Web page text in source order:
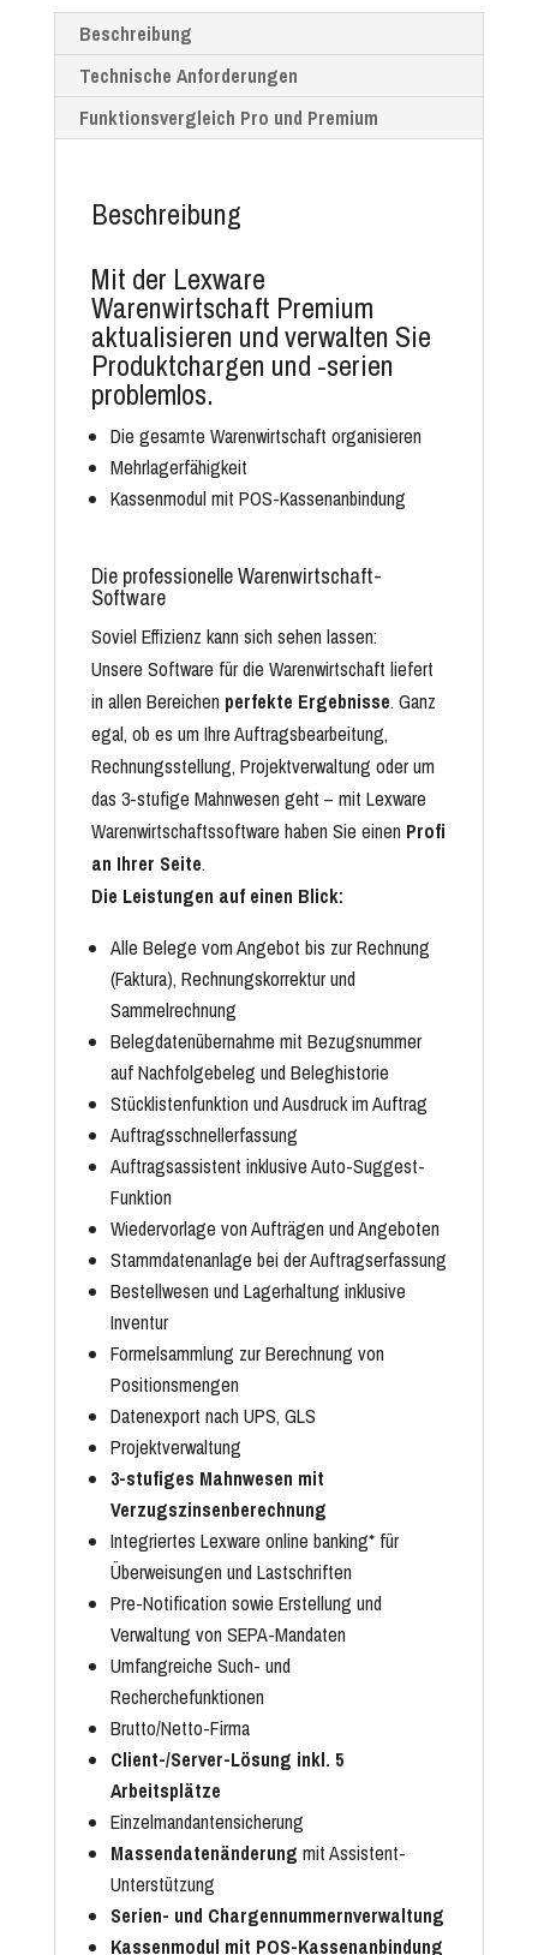
Beschreibung
Technische Anforderungen
Funktionsvergleich Pro und Premium
Beschreibung
Mit der Lexware
Warenwirtschaft Premium
aktualisieren und verwalten Sie
Produktchargen und -serien
problemlos.
Die gesamte Warenwirtschaft organisieren
Mehrlagerfähigkeit
Kassenmodul mit POS-Kassenanbindung
Die professionelle Warenwirtschaft-
Software
Soviel Effizienz kann sich sehen lassen:
Unsere Software für die Warenwirtschaft liefert
in allen Bereichen perfekte Ergebnisse. Ganz
egal, ob es um Ihre Auftragsbearbeitung,
Rechnungsstellung, Projektverwaltung oder um
das 3-stufige Mahnwesen geht – mit Lexware
Warenwirtschaftssoftware haben Sie einen Profi
an Ihrer Seite.
Die Leistungen auf einen Blick:
Alle Belege vom Angebot bis zur Rechnung
(Faktura), Rechnungskorrektur und
Sammelrechnung
Belegdatenübernahme mit Bezugsnummer
auf Nachfolgebeleg und Beleghistorie
Stücklistenfunktion und Ausdruck im Auftrag
Auftragsschnellerfassung
Auftragsassistent inklusive Auto-Suggest-
Funktion
Wiedervorlage von Aufträgen und Angeboten
Stammdatenanlage bei der Auftragserfassung
Bestellwesen und Lagerhaltung inklusive
Inventur
Formelsammlung zur Berechnung von
Positionsmengen
Datenexport nach UPS, GLS
Projektverwaltung
3-stufiges Mahnwesen mit
Verzugszinsenberechnung
Integriertes Lexware online banking* für
Überweisungen und Lastschriften
Pre-Notification sowie Erstellung und
Verwaltung von SEPA-Mandaten
Umfangreiche Such- und
Recherchefunktionen
Brutto/Netto-Firma
Client-/Server-Lösung inkl. 5
Arbeitsplätze
Einzelmandantensicherung
Massendatenänderung mit Assistent-
Unterstützung
Serien- und Chargennummernverwaltung
Kassenmodul mit POS-Kassenanbindung